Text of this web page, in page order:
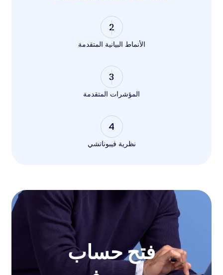
2
الأنماط البيانية المتقدمة
3
المؤشرات المتقدمة
4
نظرية فيبوناتشي
فتح حساب